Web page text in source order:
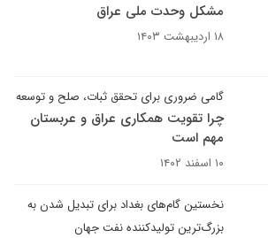
مشکل وحدت ملی عراق
۱۸ اردیبهشت ۱۴۰۳
گامی ضروری برای تحقق ثبات، صلح و توسعه
چرا تقویت همکاری عراق و عربستان
مهم است
۱۰ اسفند ۱۴۰۲
نخستین گام‌های بغداد برای تبدیل شدن به
بزرگ‌ترین تولیدکننده نفت جهان